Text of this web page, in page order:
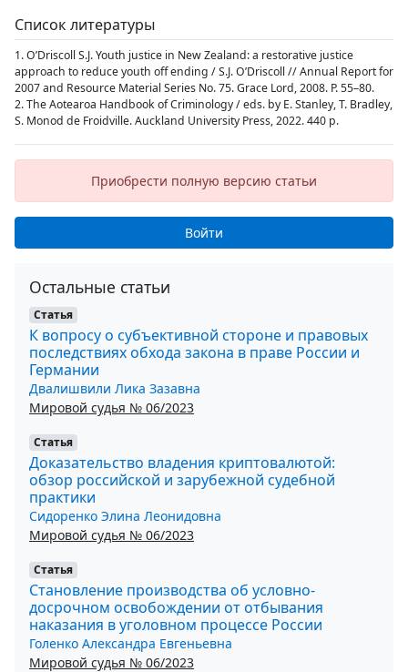
Список литературы
1. O’Driscoll S.J. Youth justice in New Zealand: a restorative justice
approach to reduce youth off ending / S.J. O’Driscoll // Annual Report for
2007 and Resource Material Series No. 75. Grace Lord, 2008. P. 55–80.
2. The Aotearoa Handbook of Criminology / eds. by E. Stanley, T. Bradley,
S. Monod de Froidville. Auckland University Press, 2022. 440 p.
Приобрести полную версию статьи
Войти
Остальные статьи
Статья
К вопросу о субъективной стороне и правовых
последствиях обхода закона в праве России и
Германии
Двалишвили Лика Зазавна
Мировой судья № 06/2023
Статья
Доказательство владения криптовалютой:
обзор российской и зарубежной судебной
практики
Сидоренко Элина Леонидовна
Мировой судья № 06/2023
Статья
Становление производства об условно-
досрочном освобождении от отбывания
наказания в уголовном процессе России
Голенко Александра Евгеньевна
Мировой судья № 06/2023